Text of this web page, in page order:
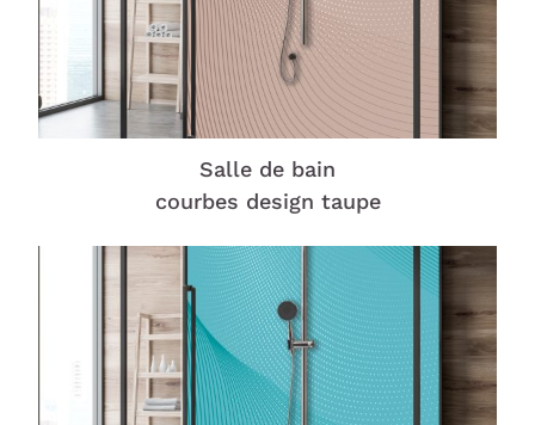
Salle de bain
courbes design taupe